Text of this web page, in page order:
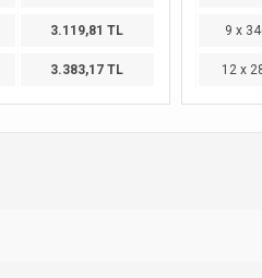
3.119,81 TL
3.383,17 TL
9 x
12 x